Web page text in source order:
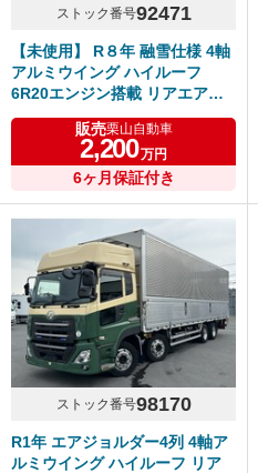
ストック番号92471
【未使用】 R８年 融雪仕様 4軸
アルミウイング ハイルーフ
6R20エンジン搭載 リアエアサ
ス アルミホイール シフトパイ
ロット ふそうスーパーグレート
販売栗山自動車
2,200万円
6ヶ月保証付き
ストック番号98170
R1年 エアジョルダー4列 4軸ア
ルミウイング ハイルーフ リア